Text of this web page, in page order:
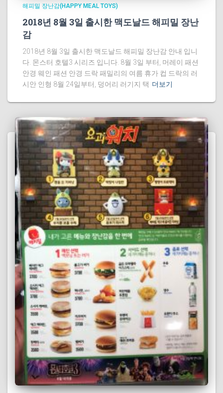
해피밀 장난감(HAPPY MEAL TOYS)
2018년 8월 3일 출시한 맥도날드 해피밀 장난
감
2018년 8월 3일 출시한 맥도날드 해피밀 장난감 안내 입니
다. 몬스터 호텔3 시리즈 입니다. 8월 3일 부터, 머레이 패션
안경 웨인 패션 안경 드락 패밀리의 여름 휴가 컵 드락의 러
시안 인형 8월 24일부터, 덩어리 러기지 택 더보기